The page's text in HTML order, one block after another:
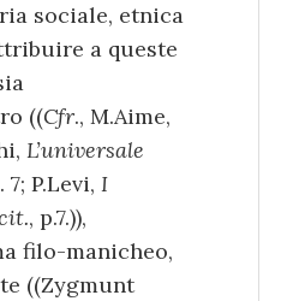
sociale, etnica
a queste
((Cfr., M.Aime,
L’universale
P.Levi, I
, p.7.)),
filo-manicheo,
((Zygmunt